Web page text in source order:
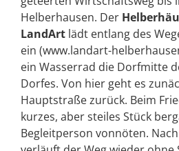
Helberhausen. Der
LandArt lädt entlang des
ein (www.landart-
ein Wasserrad die Dorfmitte
Dorfes. Von hier geht es
Hauptstraße zurück. Beim
kurzes, aber steiles Stück
Begleitperson vonnöten.